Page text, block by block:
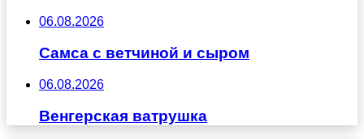
06.08.2026
Самса с ветчиной и сыром
06.08.2026
Венгерская ватрушка